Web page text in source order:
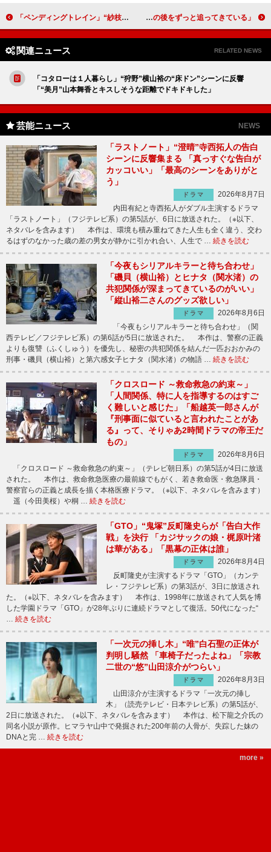
「ペンディングトレイン」“紗枝”上白石萌歌が“直哉”山田裕貴にバックハグ 「美し過ぎて余裕で100回以上は見返している」 広瀬すず、同じ道に導いてくれたのは「姉アリス」 「何だかんだ姉の後をずっと追ってきている」
関連ニュース RELATED NEWS
「コタローは１人暮らし」“狩野”横山裕の“床ドン”シーンに反響
「“美月”山本舞香とキスしそうな距離でドキドキした」
芸能ニュース NEWS
「ラストノート」“澄晴”寺西拓人の告白
シーンに反響集まる 「真っすぐな告白が
カッコいい」「最高のシーンをありがと
う」
ドラマ
2026年8月7日
内田有紀と寺西拓人がダブル主演するドラマ
「ラストノート」（フジテレビ系）の第5話が、6日に放送された。（※以下、
ネタバレを含みます） 本作は、環境も積み重ねてきた人生も全く違う、交わ
るはずのなかった歳の差の男女が静かに引かれ合い、人生で … 続きを読む
「今夜もシリアルキラーと待ち合わせ」
「磯貝（横山裕）とヒナタ（関水渚）の
共犯関係が深まってきているのがいい」
「縦山裕二さんのグッズ欲しい」
ドラマ
2026年8月6日
「今夜もシリアルキラーと待ち合わせ」（関
西テレビ／フジテレビ系）の第6話が5日に放送された。 本作は、警察の正義
よりも復讐（ふくしゅう）を優先し、秘密の共犯関係を結んだ一匹おおかみの
刑事・磯貝（横山裕）と第六感女子ヒナタ（関水渚）の物語 … 続きを読む
「クロスロード ～救命救急の約束～」
「人間関係、特に人を指導するのはすご
く難しいと感じた」「船越英一郎さんが
『刑事面に似ていると言われたことがあ
る』って、そりゃあ2時間ドラマの帝王だ
もの」
ドラマ
2026年8月6日
「クロスロード ～救命救急の約束～」（テレビ朝日系）の第5話が4日に放送
された。 本作は、救命救急医療の最前線でもがく、若き救命医・救急隊員・
警察官らの正義と成長を描く本格医療ドラマ。（※以下、ネタバレを含みます）
遥（今田美桜）や桐 … 続きを読む
「GTO」“鬼塚”反町隆史らが「告白大作
戦」を決行 「カジサックの娘・梶原叶渚
は華がある」「黒幕の正体は誰」
ドラマ
2026年8月4日
反町隆史が主演するドラマ「GTO」（カンテ
レ・フジテレビ系）の第3話が、3日に放送され
た。（※以下、ネタバレを含みます） 本作は、1998年に放送されて人気を博
した学園ドラマ「GTO」が28年ぶりに連続ドラマとして復活。50代になった“
… 続きを読む
「一次元の挿し木」“唯”白石聖の正体が
判明し騒然 「車椅子だったよね」「宗教
二世の“悠”山田涼介がつらい」
ドラマ
2026年8月3日
山田涼介が主演するドラマ「一次元の挿し
木」（読売テレビ・日本テレビ系）の第5話が、
2日に放送された。（※以下、ネタバレを含みます） 本作は、松下龍之介氏の
同名小説が原作。ヒマラヤ山中で発掘された200年前の人骨が、失踪した妹の
DNAと完 … 続きを読む
more »